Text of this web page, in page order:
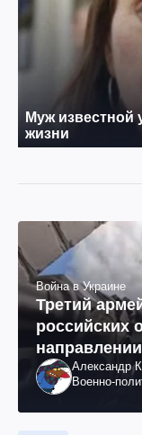
Война в Украине
Третий
российских
как этоАлександр
Военно-